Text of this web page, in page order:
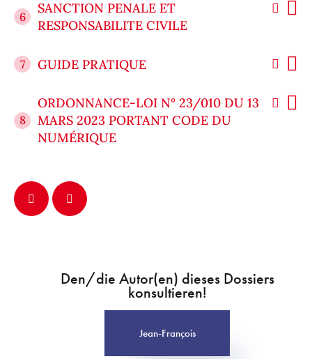
6
SANCTION PENALE ET
RESPONSABILITE CIVILE
7 GUIDE PRATIQUE
8
ORDONNANCE-LOI N° 23/010 DU 13
MARS 2023 PORTANT CODE DU
NUMÉRIQUE
Den/die Autor(en) dieses Dossiers
konsultieren!
Jean-François